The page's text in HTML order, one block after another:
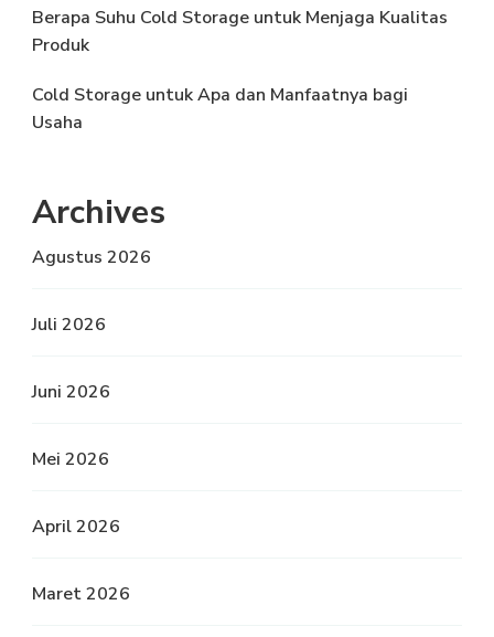
Berapa Suhu Cold Storage untuk Menjaga Kualitas
Produk
Cold Storage untuk Apa dan Manfaatnya bagi
Usaha
Archives
Agustus 2026
Juli 2026
Juni 2026
Mei 2026
April 2026
Maret 2026